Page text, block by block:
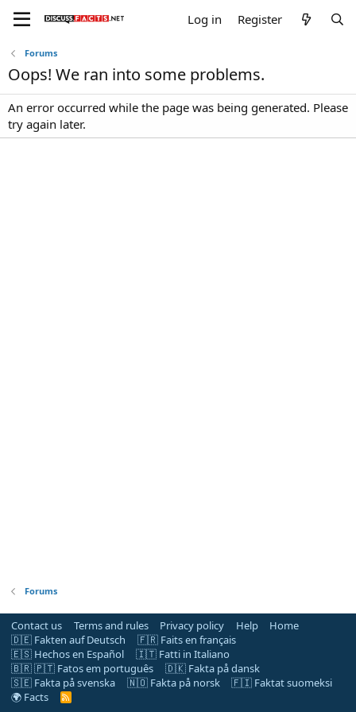
Log in Register
Forums
Oops! We ran into some problems.
An error occurred while the page was being generated. Please
try again later.
Forums
Contact us Terms and rules Privacy policy Help
Home
🇩🇪 Fakten auf Deutsch
🇫🇷 Faits en français
🇪🇸 Hechos en Español
🇮🇹 Fatti in Italiano
🇧🇷 🇵🇹 Fatos em português
🇩🇰 Fakta på dansk
🇸🇪 Fakta på svenska
🇳🇴 Fakta på norsk
🇫🇮 Faktat suomeksi
🌍 Facts
R